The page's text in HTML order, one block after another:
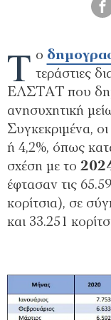
Τ ο
τεράστιες
ΕΛΣΤΑΤ που
ανησυχητική
Συγκεκριμένα,
ή 4,2%, όπως
σχέση με το
έφτασαν τις
κορίτσια), σε
και 33.251